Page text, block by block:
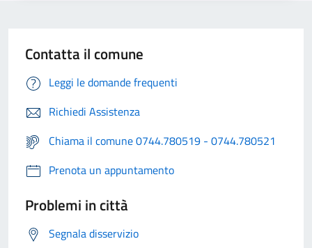
Contatta il comune
Leggi le domande frequenti
Richiedi Assistenza
Chiama il comune 0744.780519 - 0744.780521
Prenota un appuntamento
Problemi in città
Segnala disservizio